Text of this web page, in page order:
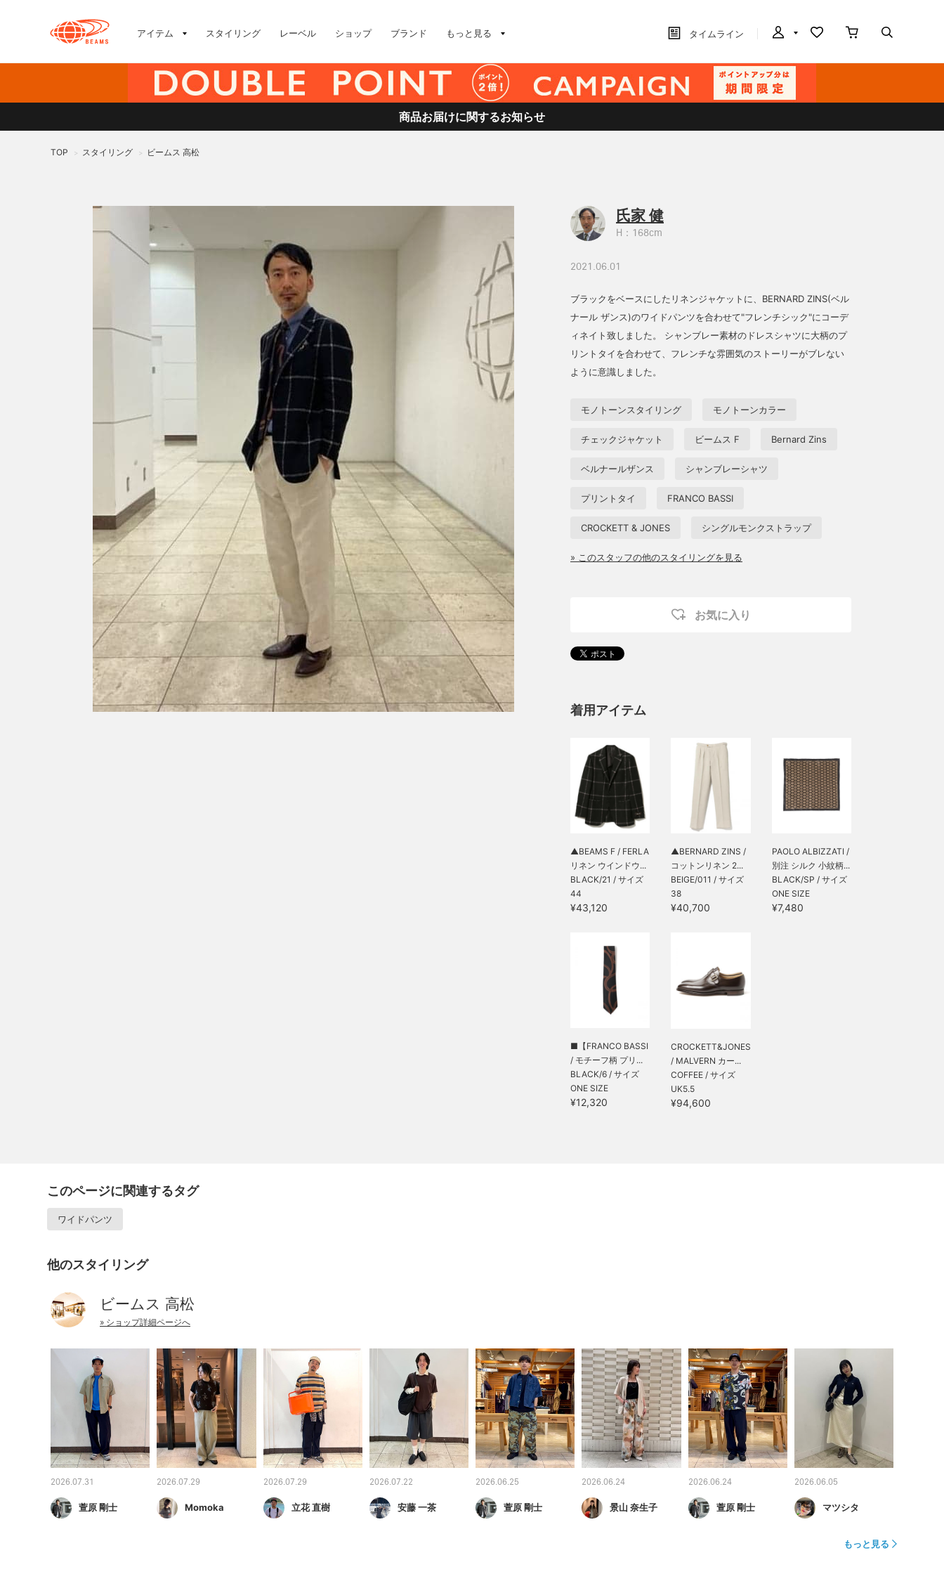
アイテム スタイリング レーベル ショップ ブランド もっと見る タイムライン
商品お届けに関するお知らせ
TOP > スタイリング > ビームス 高松
氏家 健
H：168cm
2021.06.01
ブラックをベースにしたリネンジャケットに、BERNARD ZINS(ベル
ナール ザンス)のワイドパンツを合わせて"フレンチシック"にコーデ
ィネイト致しました。 シャンブレー素材のドレスシャツに大柄のプ
リントタイを合わせて、フレンチな雰囲気のストーリーがブレない
ように意識しました。
モノトーンスタイリング モノトーンカラー
チェックジャケット ビームス F Bernard Zins
ベルナールザンス シャンブレーシャツ
プリントタイ FRANCO BASSI
CROCKETT & JONES シングルモンクストラップ
» このスタッフの他のスタイリングを見る
お気に入り
着用アイテム
▲BEAMS F / FERLA
リネン ウインドウ...
BLACK/21 / サイズ
44
¥43,120
▲BERNARD ZINS /
コットンリネン 2...
BEIGE/011 / サイズ
38
¥40,700
PAOLO ALBIZZATI /
別注 シルク 小紋柄...
BLACK/SP / サイズ
ONE SIZE
¥7,480
■【FRANCO BASSI
/ モチーフ柄 プリ...
BLACK/6 / サイズ
ONE SIZE
¥12,320
CROCKETT&JONES
/ MALVERN カー...
COFFEE / サイズ
UK5.5
¥94,600
このページに関連するタグ
ワイドパンツ
他のスタイリング
ビームス 高松
» ショップ詳細ページへ
2026.07.31
萱原 剛士
2026.07.29
Momoka
2026.07.29
立花 直樹
2026.07.22
安藤 一茶
2026.06.25
萱原 剛士
2026.06.24
景山 奈生子
2026.06.24
萱原 剛士
2026.06.05
マツシタ
もっと見る